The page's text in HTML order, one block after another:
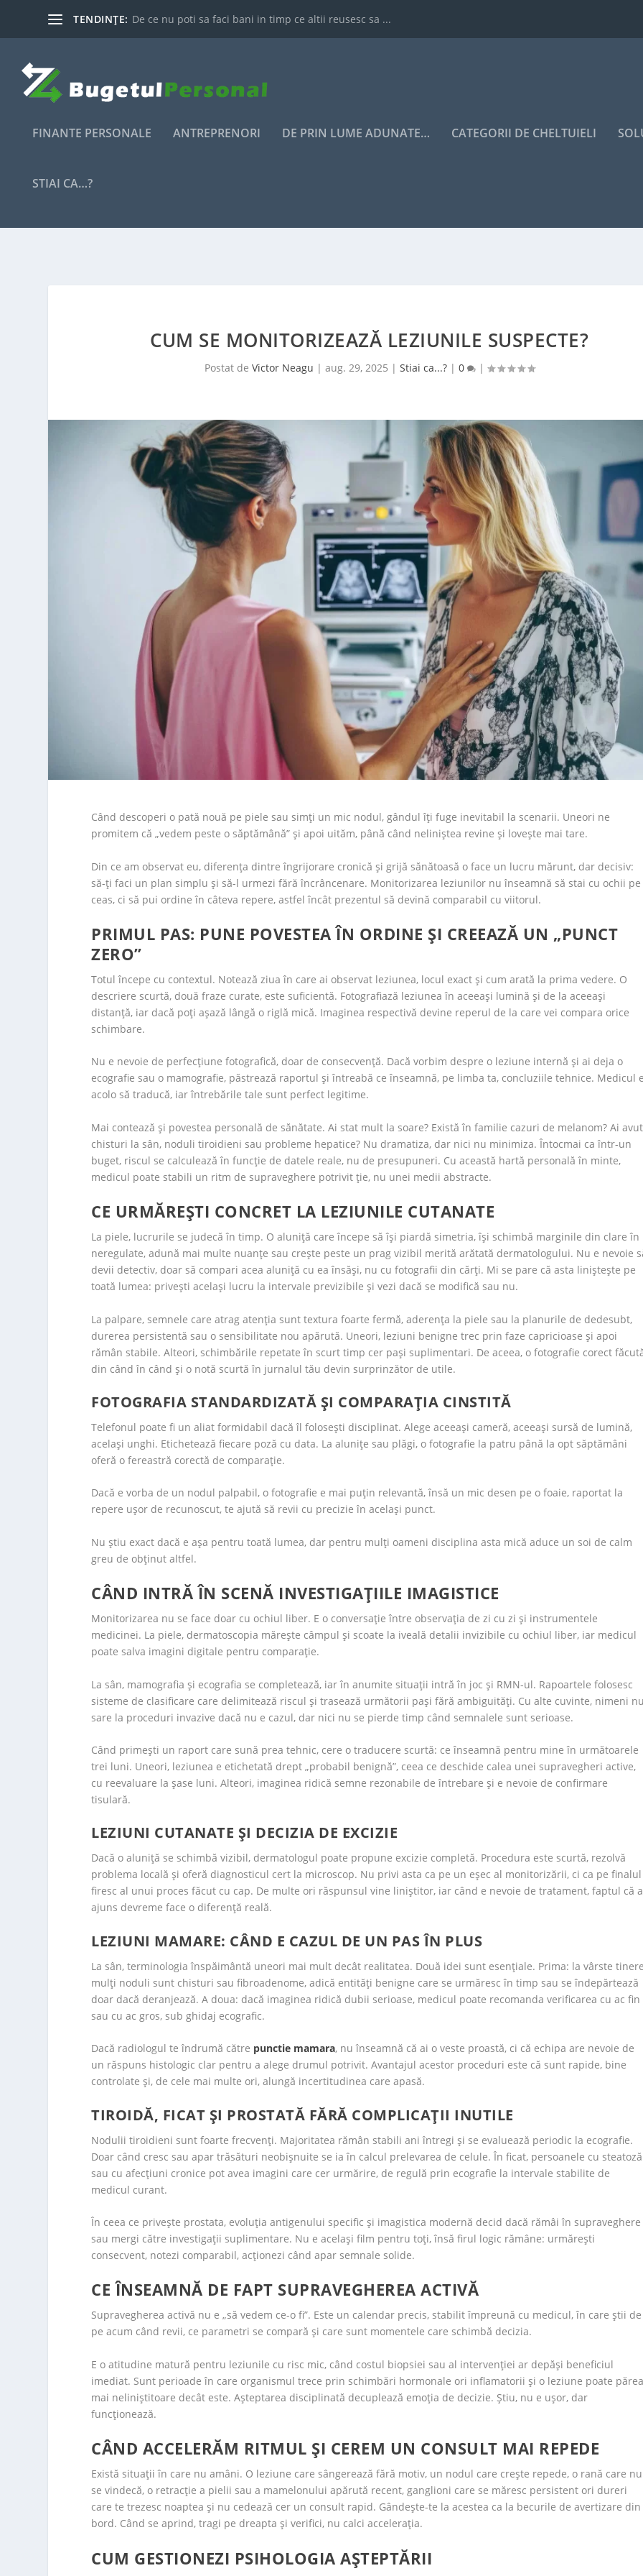
TENDINȚE: De ce nu poti sa faci bani in timp ce altii reusesc sa ...
FINANTE PERSONALE ANTREPRENORI DE PRIN LUME ADUNATE… CATEGORII DE CHELTUIELI
STIAI CA…?
CUM SE MONITORIZEAZĂ LEZIUNILE SUSPECTE?
Postat de Victor Neagu | aug. 29, 2025 | Stiai ca...?| 0 |
Când descoperi o pată nouă pe piele sau simți un mic nodul, gândul îți fuge inevitabil la scenarii. Uneori ne
promitem că „vedem peste o săptămână” și apoi uităm, până când neliniștea revine și lovește mai tare.
Din ce am observat eu, diferența dintre îngrijorare cronică și grijă sănătoasă o face un lucru mărunt, dar decisiv:
să-ți faci un plan simplu și să-l urmezi fără încrâncenare. Monitorizarea leziunilor nu înseamnă să stai cu ochii pe
ceas, ci să pui ordine în câteva repere, astfel încât prezentul să devină comparabil cu viitorul.
PRIMUL PAS: PUNE POVESTEA ÎN ORDINE ȘI CREEAZĂ UN „PUNCT
ZERO”
Totul începe cu contextul. Notează ziua în care ai observat leziunea, locul exact și cum arată la prima vedere. O
descriere scurtă, două fraze curate, este suficientă. Fotografiază leziunea în aceeași lumină și de la aceeași
distanță, iar dacă poți așază lângă o riglă mică. Imaginea respectivă devine reperul de la care vei compara orice
schimbare.
Nu e nevoie de perfecțiune fotografică, doar de consecvență. Dacă vorbim despre o leziune internă și ai deja o
ecografie sau o mamografie, păstrează raportul și întreabă ce înseamnă, pe limba ta, concluziile tehnice. Medicul
acolo să traducă, iar întrebările tale sunt perfect legitime.
Mai contează și povestea personală de sănătate. Ai stat mult la soare? Există în familie cazuri de melanom? Ai avut
chisturi la sân, noduli tiroidieni sau probleme hepatice? Nu dramatiza, dar nici nu minimiza. Întocmai ca într-un
buget, riscul se calculează în funcție de datele reale, nu de presupuneri. Cu această hartă personală în minte,
medicul poate stabili un ritm de supraveghere potrivit ție, nu unei medii abstracte.
CE URMĂREȘTI CONCRET LA LEZIUNILE CUTANATE
La piele, lucrurile se judecă în timp. O aluniță care începe să își piardă simetria, își schimbă marginile din clare în
neregulate, adună mai multe nuanțe sau crește peste un prag vizibil merită arătată dermatologului. Nu e nevoie
devii detectiv, doar să compari acea aluniță cu ea însăși, nu cu fotografii din cărți. Mi se pare că asta liniștește pe
toată lumea: privești același lucru la intervale previzibile și vezi dacă se modifică sau nu.
La palpare, semnele care atrag atenția sunt textura foarte fermă, aderența la piele sau la planurile de dedesubt,
durerea persistentă sau o sensibilitate nou apărută. Uneori, leziuni benigne trec prin faze capricioase și apoi
rămân stabile. Alteori, schimbările repetate în scurt timp cer pași suplimentari. De aceea, o fotografie corect
din când în când și o notă scurtă în jurnalul tău devin surprinzător de utile.
FOTOGRAFIA STANDARDIZATĂ ȘI COMPARAȚIA CINSTITĂ
Telefonul poate fi un aliat formidabil dacă îl folosești disciplinat. Alege aceeași cameră, aceeași sursă de lumină,
același unghi. Etichetează fiecare poză cu data. La alunițe sau plăgi, o fotografie la patru până la opt săptămâni
oferă o fereastră corectă de comparație.
Dacă e vorba de un nodul palpabil, o fotografie e mai puțin relevantă, însă un mic desen pe o foaie, raportat la
repere ușor de recunoscut, te ajută să revii cu precizie în același punct.
Nu știu exact dacă e așa pentru toată lumea, dar pentru mulți oameni disciplina asta mică aduce un soi de calm
greu de obținut altfel.
CÂND INTRĂ ÎN SCENĂ INVESTIGAȚIILE IMAGISTICE
Monitorizarea nu se face doar cu ochiul liber. E o conversație între observația de zi cu zi și instrumentele
medicinei. La piele, dermatoscopia mărește câmpul și scoate la iveală detalii invizibile cu ochiul liber, iar medicul
poate salva imagini digitale pentru comparație.
La sân, mamografia și ecografia se completează, iar în anumite situații intră în joc și RMN-ul. Rapoartele folosesc
sisteme de clasificare care delimitează riscul și trasează următorii pași fără ambiguități. Cu alte cuvinte, nimeni
sare la proceduri invazive dacă nu e cazul, dar nici nu se pierde timp când semnalele sunt serioase.
Când primești un raport care sună prea tehnic, cere o traducere scurtă: ce înseamnă pentru mine în următoarele
trei luni. Uneori, leziunea e etichetată drept „probabil benignă”, ceea ce deschide calea unei supravegheri active,
cu reevaluare la șase luni. Alteori, imaginea ridică semne rezonabile de întrebare și e nevoie de confirmare
tisulară.
LEZIUNI CUTANATE ȘI DECIZIA DE EXCIZIE
Dacă o aluniță se schimbă vizibil, dermatologul poate propune excizie completă. Procedura este scurtă, rezolvă
problema locală și oferă diagnosticul cert la microscop. Nu privi asta ca pe un eșec al monitorizării, ci ca pe finalul
firesc al unui proces făcut cu cap. De multe ori răspunsul vine liniștitor, iar când e nevoie de tratament, faptul că
ajuns devreme face o diferență reală.
LEZIUNI MAMARE: CÂND E CAZUL DE UN PAS ÎN PLUS
La sân, terminologia înspăimântă uneori mai mult decât realitatea. Două idei sunt esențiale. Prima: la vârste
mulți noduli sunt chisturi sau fibroadenome, adică entități benigne care se urmăresc în timp sau se îndepărtează
doar dacă deranjează. A doua: dacă imaginea ridică dubii serioase, medicul poate recomanda verificarea cu ac fin
sau cu ac gros, sub ghidaj ecografic.
Dacă radiologul te îndrumă către punctie mamara, nu înseamnă că ai o veste proastă, ci că echipa are nevoie de
un răspuns histologic clar pentru a alege drumul potrivit. Avantajul acestor proceduri este că sunt rapide, bine
controlate și, de cele mai multe ori, alungă incertitudinea care apasă.
TIROIDĂ, FICAT ȘI PROSTATĂ FĂRĂ COMPLICAȚII INUTILE
Nodulii tiroidieni sunt foarte frecvenți. Majoritatea rămân stabili ani întregi și se evaluează periodic la ecografie.
Doar când cresc sau apar trăsături neobișnuite se ia în calcul prelevarea de celule. În ficat, persoanele cu steatoză
sau cu afecțiuni cronice pot avea imagini care cer urmărire, de regulă prin ecografie la intervale stabilite de
medicul curant.
În ceea ce privește prostata, evoluția antigenului specific și imagistica modernă decid dacă rămâi în supraveghere
sau mergi către investigații suplimentare. Nu e același film pentru toți, însă firul logic rămâne: urmărești
consecvent, notezi comparabil, acționezi când apar semnale solide.
CE ÎNSEAMNĂ DE FAPT SUPRAVEGHEREA ACTIVĂ
Supravegherea activă nu e „să vedem ce-o fi”. Este un calendar precis, stabilit împreună cu medicul, în care știi de
pe acum când revii, ce parametri se compară și care sunt momentele care schimbă decizia.
E o atitudine matură pentru leziunile cu risc mic, când costul biopsiei sau al intervenției ar depăși beneficiul
imediat. Sunt perioade în care organismul trece prin schimbări hormonale ori inflamatorii și o leziune poate
mai neliniștitoare decât este. Așteptarea disciplinată decuplează emoția de decizie. Știu, nu e ușor, dar
funcționează.
CÂND ACCELERĂM RITMUL ȘI CEREM UN CONSULT MAI REPEDE
Există situații în care nu amâni. O leziune care sângerează fără motiv, un nodul care crește repede, o rană care nu
se vindecă, o retracție a pielii sau a mamelonului apărută recent, ganglioni care se măresc persistent ori dureri
care te trezesc noaptea și nu cedează cer un consult rapid. Gândește-te la acestea ca la becurile de avertizare din
bord. Când se aprind, tragi pe dreapta și verifici, nu calci accelerația.
CUM GESTIONEZI PSIHOLOGIA AȘTEPTĂRII